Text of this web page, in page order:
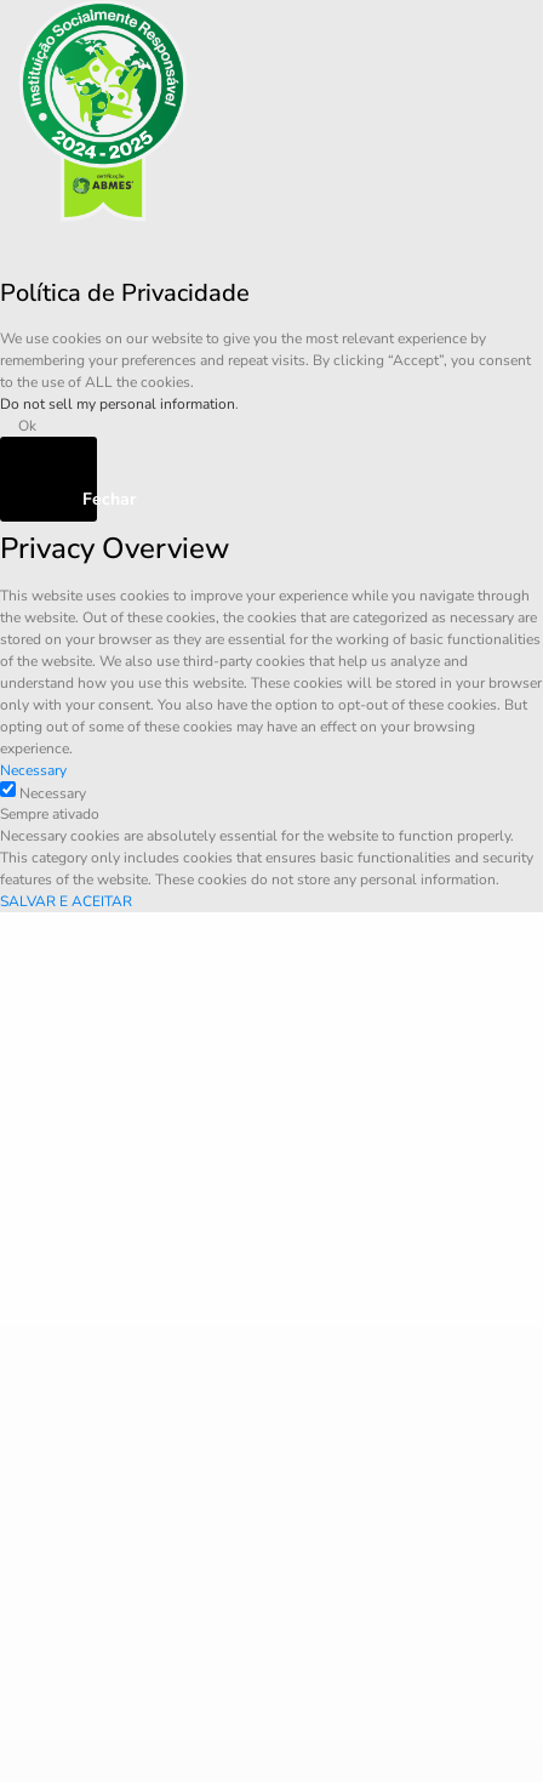
Política de Privacidade
We use cookies on our website to give you the most relevant experience by
remembering your preferences and repeat visits. By clicking “Accept”, you consent
to the use of ALL the cookies.
Do not sell my personal information.
Ok
Fechar
Privacy Overview
This website uses cookies to improve your experience while you navigate through
the website. Out of these cookies, the cookies that are categorized as necessary are
stored on your browser as they are essential for the working of basic functionalities
of the website. We also use third-party cookies that help us analyze and
understand how you use this website. These cookies will be stored in your browser
only with your consent. You also have the option to opt-out of these cookies. But
opting out of some of these cookies may have an effect on your browsing
experience.
Necessary
Necessary
Sempre ativado
Necessary cookies are absolutely essential for the website to function properly.
This category only includes cookies that ensures basic functionalities and security
features of the website. These cookies do not store any personal information.
SALVAR E ACEITAR